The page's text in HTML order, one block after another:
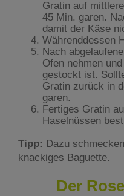
Gratin auf
45 Min. garen.
damit der Käse
Währenddessen
Nach
Ofen nehmen
gestockt ist.
Gratin zurück in
garen.
Fertiges Gratin
Haselnüssen
Tipp: Dazu
knackiges Baguette.
Der